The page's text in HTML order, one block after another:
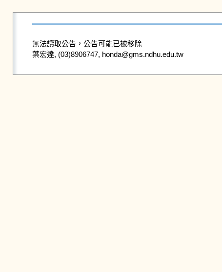
無法讀取公告，公告可能已被移除
葉宏達, (03)8906747, honda@gms.ndhu.edu.tw